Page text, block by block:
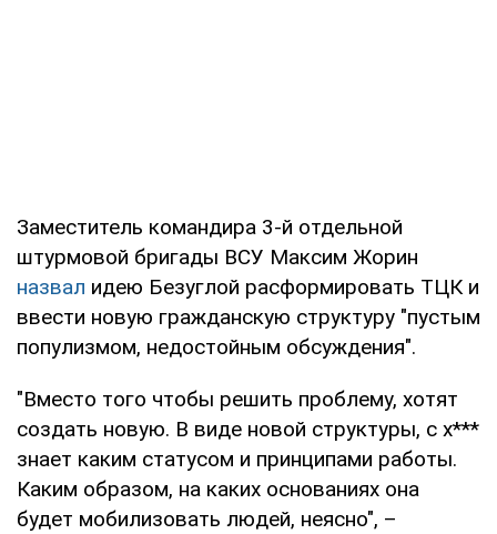
Заместитель командира 3-й отдельной
штурмовой бригады ВСУ Максим Жорин
назвал идею Безуглой расформировать ТЦК и
ввести новую гражданскую структуру "пустым
популизмом, недостойным обсуждения".
"Вместо того чтобы решить проблему, хотят
создать новую. В виде новой структуры, с х***
знает каким статусом и принципами работы.
Каким образом, на каких основаниях она
будет мобилизовать людей, неясно", –